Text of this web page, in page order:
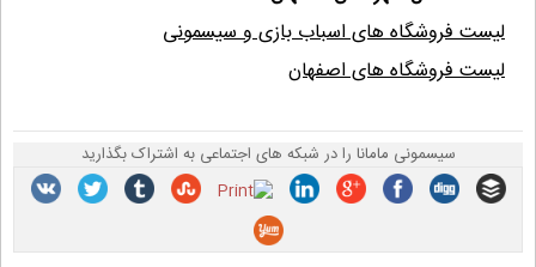
لیست فروشگاه های اسباب بازی و سیسمونی
لیست فروشگاه های اصفهان
سیسمونی مامانا را در شبکه های اجتماعی به اشتراک بگذارید